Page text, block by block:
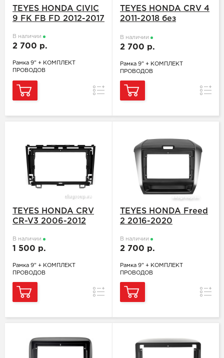
TEYES HONDA CIVIC
9 FK FB FD 2012-2017
В наличии
2 700 р.
Рамка 9" + КОМПЛЕКТ
ПРОВОДОВ
Сравнение
TEYES HONDA CRV 4
2011-2018 без
В наличии
2 700 р.
Рамка 9" + КОМПЛЕКТ
ПРОВОДОВ
TEYES HONDA CRV
CR-V3 2006-2012
В наличии
1 500 р.
Рамка 9" + КОМПЛЕКТ
ПРОВОДОВ
Сравнение
TEYES HONDA Freed
2 2016-2020
В наличии
2 700 р.
Рамка 9" + КОМПЛЕКТ
ПРОВОДОВ